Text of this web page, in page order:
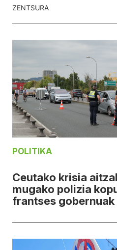
ZENTSURA
POLITIKA
Ceutako krisia
mugako polizia
frantses gobernuak